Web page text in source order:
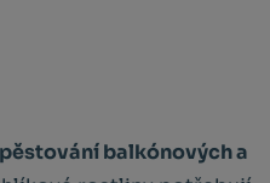
balkónových a